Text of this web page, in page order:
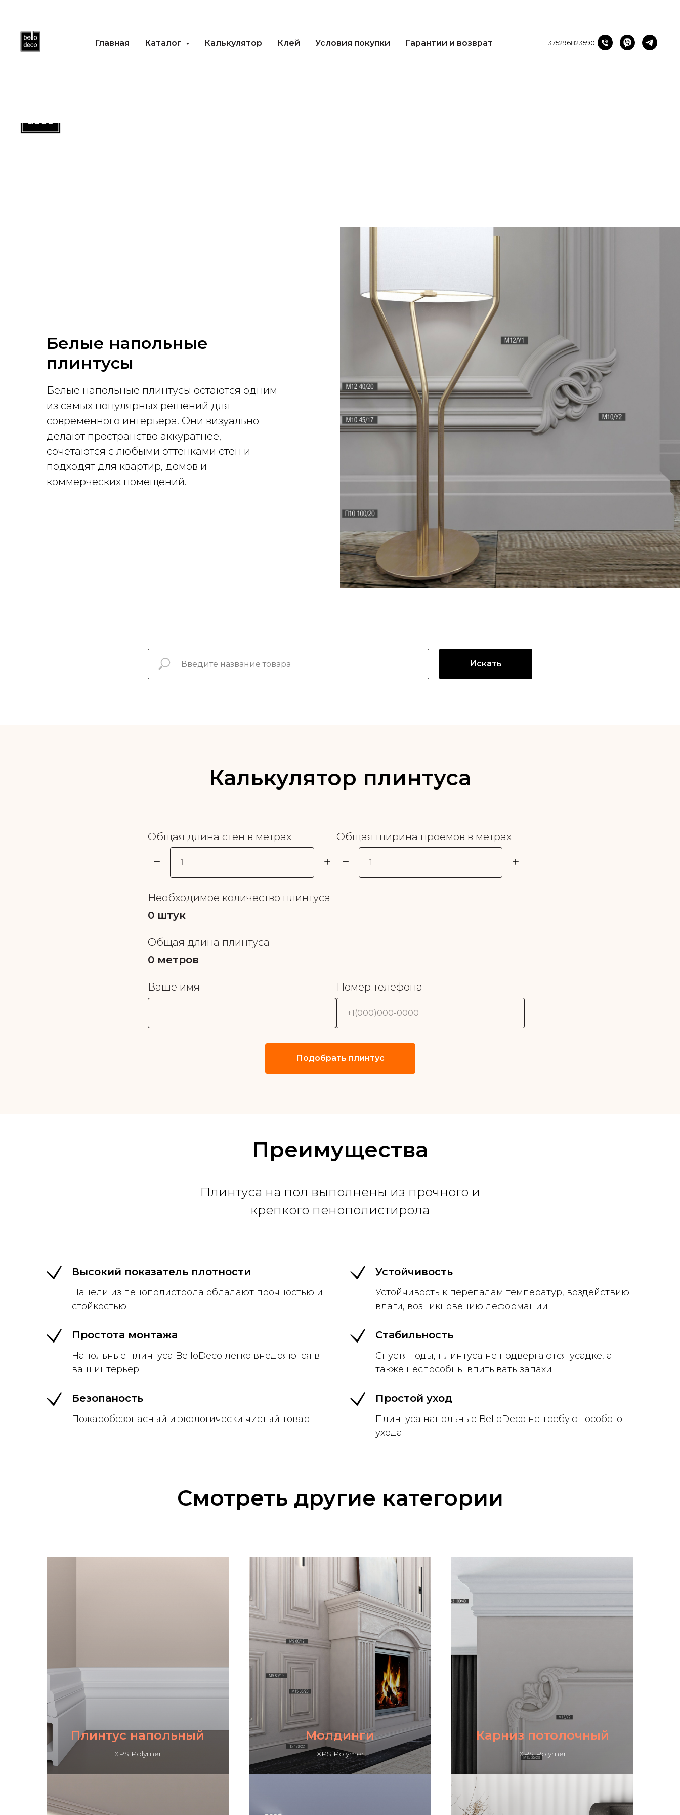
Главная Каталог Калькулятор Клей Условия покупки Гарантии и возврат +375296823590
Белые напольные
плинтусы
Белые напольные плинтусы остаются одним
из самых популярных решений для
современного интерьера. Они визуально
делают пространство аккуратнее,
сочетаются с любыми оттенками стен и
подходят для квартир, домов и
коммерческих помещений.
Искать
Калькулятор плинтуса
Общая длина стен в метрах Общая ширина проемов в метрах
Необходимое количество плинтуса
0 штук
Общая длина плинтуса
0 метров
Ваше имя Номер телефона
Подобрать плинтус
Преимущества
Плинтуса на пол выполнены из прочного и
крепкого пенополистирола
Высокий показатель плотности
Панели из пенополистрола обладают прочностью и
стойкостью
Устойчивость
Устойчивость к перепадам температур, воздействию
влаги, возникновению деформации
Простота монтажа
Напольные плинтуса BelloDeco легко внедряются в
ваш интерьер
Стабильность
Спустя годы, плинтуса не подвергаются усадке, а
также неспособны впитывать запахи
Безопаность
Пожаробезопасный и экологически чистый товар
Простой уход
Плинтуса напольные BelloDeco не требуют особого
ухода
Смотреть другие категории
Плинтус напольный
XPS Polymer
Молдинги
XPS Polymer
Карниз потолочный
XPS Polymer